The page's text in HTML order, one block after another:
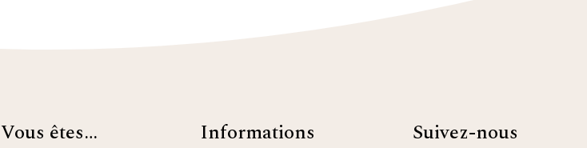
Vous êtes… Informations Suivez-nous